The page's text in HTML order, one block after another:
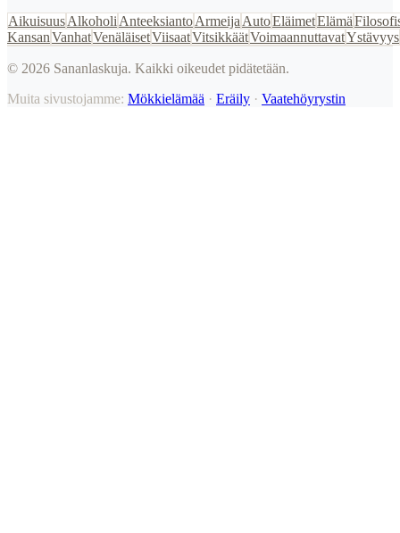
AikuisuusAlkoholi AnteeksiantoArmeija AutoEläimetElämä
KansanVanhatVenäläisetViisaatVitsikkäätVoimaannuttavatYstävyys
© 2026 Sananlaskuja. Kaikki oikeudet pidätetään.
Muita sivustojamme: Mökkielämää · Eräily · Vaatehöyrystin